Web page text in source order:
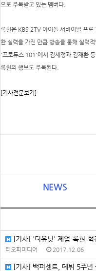
으로 주목받고 있는 멤버다.
록현은 KBS 2TV 아이돌 서바이벌 프
한 실력을 가진 만큼 방송을 통해 실력
'프로듀스 101'에서 김세정과 김재환
록현의 행보도 주목된다.
[기사전문보기]
NEWS
[기사] '더유닛' 제업-록현-
티오피미디어 2017.12.06
[기사] 백퍼센트, 데뷔 5주